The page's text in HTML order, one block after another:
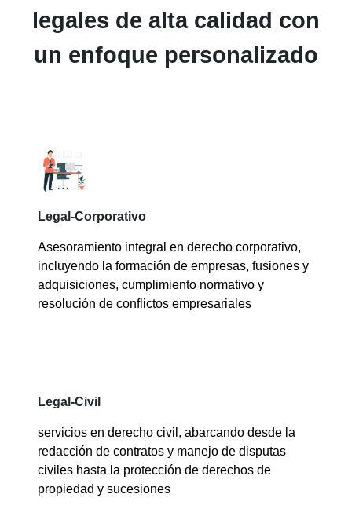
legales de alta calidad con
un enfoque personalizado
Legal-Corporativo
Asesoramiento integral en derecho corporativo,
incluyendo la formación de empresas, fusiones y
adquisiciones, cumplimiento normativo y
resolución de conflictos empresariales
Legal-Civil
servicios en derecho civil, abarcando desde la
redacción de contratos y manejo de disputas
civiles hasta la protección de derechos de
propiedad y sucesiones